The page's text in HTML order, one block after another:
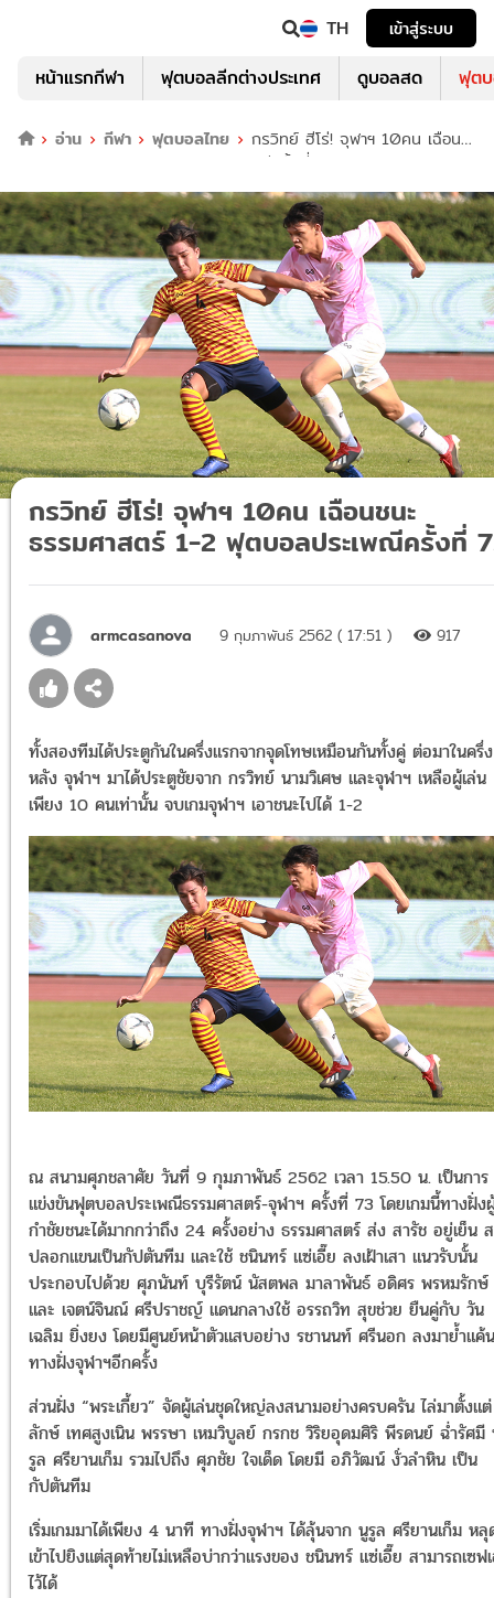
TH เข้าสู่ระบบ
หน้าแรกกีฬา ฟุตบอลลีกต่างประเทศ ดูบอลสด ฟุต
อ่าน กีฬา ฟุตบอลไทย
กรวิทย์ ฮีโร่! จุฬาฯ 10คน เฉือน
ชนะ ธรรมศาสตร์ 1-2 ฟุตบอลประเพณีครั้งที่ 73
กรวิทย์ ฮีโร่! จุฬาฯ 10คน เฉือนชนะ
ธรรมศาสตร์ 1-2 ฟุตบอลประเพณีครั้งที่
armcasanova 9 กุมภาพันธ์ 2562 ( 17:51 ) 917
ทั้งสองทีมได้ประตูกันในครึ่งแรกจากจุดโทษเหมือนกันทั้งคู่ ต่อมาในครึ่ง
หลัง จุฬาฯ มาได้ประตูชัยจาก กรวิทย์ นามวิเศษ และจุฬาฯ เหลือผู้เล่น
เพียง 10 คนเท่านั้น จบเกมจุฬาฯ เอาชนะไปได้ 1-2
ณ สนามศุภชลาศัย วันที่ 9 กุมภาพันธ์ 2562 เวลา 15.50 น. เป็นการ
แข่งขันฟุตบอลประเพณีธรรมศาสตร์-จุฬาฯ ครั้งที่ 73 โดยเกมนี้ทางฝั่ง
กำชัยชนะได้มากกว่าถึง 24 ครั้งอย่าง ธรรมศาสตร์ ส่ง สารัช อยู่เย็น
ปลอกแขนเป็นกัปตันทีม และใช้ ชนินทร์ แซ่เอี๊ย ลงเฝ้าเสา แนวรับนั้น
ประกอบไปด้วย ศุภนันท์ บุรีรัตน์ นัสตพล มาลาพันธ์ อดิศร พรหมรักษ์
และ เจตน์จินณ์ ศรีปราชญ์ แดนกลางใช้ อรรถวิท สุขช่วย ยืนคู่กับ วัน
เฉลิม ยิ่งยง โดยมีศูนย์หน้าตัวแสบอย่าง รชานนท์ ศรีนอก ลงมาย้ำแค้น
ทางฝั่งจุฬาฯอีกครั้ง
ส่วนฝั่ง “พระเกี้ยว” จัดผู้เล่นชุดใหญ่ลงสนามอย่างครบครัน ไล่มาตั้งแ
ลักษ์ เทศสูงเนิน พรรษา เหมวิบูลย์ กรกช วิริยอุดมศิริ พีรดนย์ ฉ่ำรัศมี
รูล ศรียานเก็ม รวมไปถึง ศุภชัย ใจเด็ด โดยมี อภิวัฒน์ งั่วลำหิน เป็น
กัปตันทีม
เริ่มเกมมาได้เพียง 4 นาที ทางฝั่งจุฬาฯ ได้ลุ้นจาก นูรูล ศรียานเก็ม หลุ
เข้าไปยิงแต่สุดท้ายไม่เหลือบ่ากว่าแรงของ ชนินทร์ แซ่เอี๊ย สามารถเซฟ
ไว้ได้